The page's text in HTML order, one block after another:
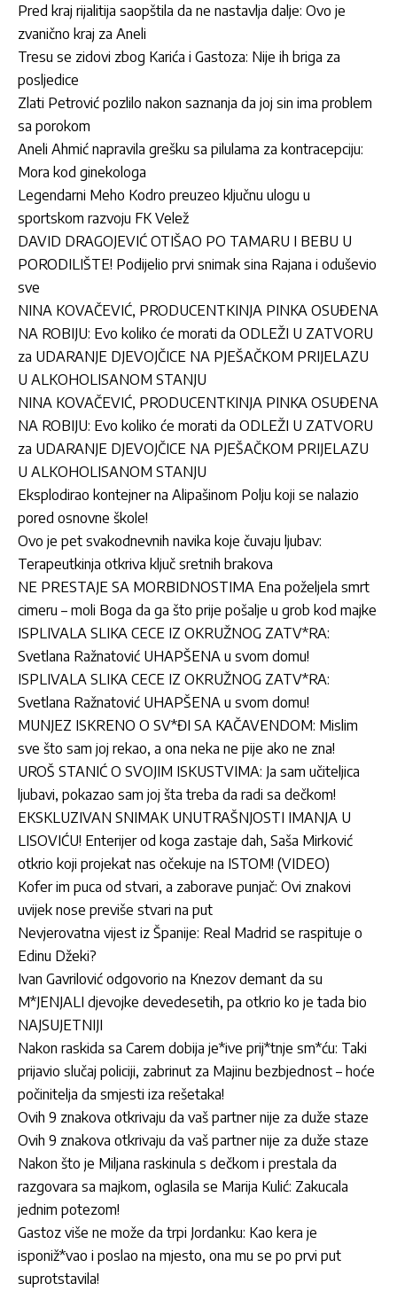
Pred kraj rijalitija saopštila da ne nastavlja dalje: Ovo je
zvanično kraj za Aneli
Tresu se zidovi zbog Karića i Gastoza: Nije ih briga za
posljedice
Zlati Petrović pozlilo nakon saznanja da joj sin ima problem
sa porokom
Aneli Ahmić napravila grešku sa pilulama za kontracepciju:
Mora kod ginekologa
Legendarni Meho Kodro preuzeo ključnu ulogu u
sportskom razvoju FK Velež
DAVID DRAGOJEVIĆ OTIŠAO PO TAMARU I BEBU U
PORODILIŠTE! Podijelio prvi snimak sina Rajana i oduševio
sve
NINA KOVAČEVIĆ, PRODUCENTKINJA PINKA OSUĐENA
NA ROBIJU: Evo koliko će morati da ODLEŽI U ZATVORU
za UDARANJE DJEVOJČICE NA PJEŠAČKOM PRIJELAZU
U ALKOHOLISANOM STANJU
NINA KOVAČEVIĆ, PRODUCENTKINJA PINKA OSUĐENA
NA ROBIJU: Evo koliko će morati da ODLEŽI U ZATVORU
za UDARANJE DJEVOJČICE NA PJEŠAČKOM PRIJELAZU
U ALKOHOLISANOM STANJU
Eksplodirao kontejner na Alipašinom Polju koji se nalazio
pored osnovne škole!
Ovo je pet svakodnevnih navika koje čuvaju ljubav:
Terapeutkinja otkriva ključ sretnih brakova
NE PRESTAJE SA MORBIDNOSTIMA Ena poželjela smrt
cimeru – moli Boga da ga što prije pošalje u grob kod majke
ISPLIVALA SLIKA CECE IZ OKRUŽNOG ZATV*RA:
Svetlana Ražnatović UHAPŠENA u svom domu!
ISPLIVALA SLIKA CECE IZ OKRUŽNOG ZATV*RA:
Svetlana Ražnatović UHAPŠENA u svom domu!
MUNJEZ ISKRENO O SV*ĐI SA KAČAVENDOM: Mislim
sve što sam joj rekao, a ona neka ne pije ako ne zna!
UROŠ STANIĆ O SVOJIM ISKUSTVIMA: Ja sam učiteljica
ljubavi, pokazao sam joj šta treba da radi sa dečkom!
EKSKLUZIVAN SNIMAK UNUTRAŠNJOSTI IMANJA U
LISOVIĆU! Enterijer od koga zastaje dah, Saša Mirković
otkrio koji projekat nas očekuje na ISTOM! (VIDEO)
Kofer im puca od stvari, a zaborave punjač: Ovi znakovi
uvijek nose previše stvari na put
Nevjerovatna vijest iz Španije: Real Madrid se raspituje o
Edinu Džeki?
Ivan Gavrilović odgovorio na Knezov demant da su
M*JENJALI djevojke devedesetih, pa otkrio ko je tada bio
NAJSUJETNIJI
Nakon raskida sa Carem dobija je*ive prij*tnje sm*ću: Taki
prijavio slučaj policiji, zabrinut za Majinu bezbjednost – hoće
počinitelja da smjesti iza rešetaka!
Ovih 9 znakova otkrivaju da vaš partner nije za duže staze
Ovih 9 znakova otkrivaju da vaš partner nije za duže staze
Nakon što je Miljana raskinula s dečkom i prestala da
razgovara sa majkom, oglasila se Marija Kulić: Zakucala
jednim potezom!
Gastoz više ne može da trpi Jordanku: Kao kera je
isponiž*vao i poslao na mjesto, ona mu se po prvi put
suprotstavila!